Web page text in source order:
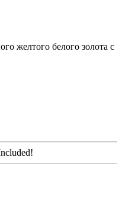
желтого белого золота с